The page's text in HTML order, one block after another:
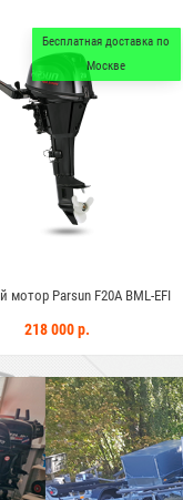
Жилеты в
Лодочный мотор Parsun F9.9A
259 900 р.